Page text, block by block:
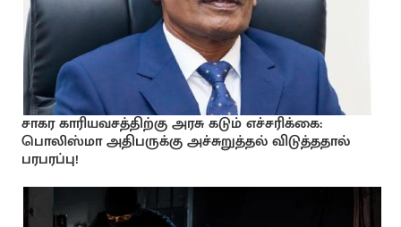
சாகர காரியவசத்திற்கு அரசு கடும் எச்சரிக்கை:
பொலிஸ்மா அதிபருக்கு அச்சுறுத்தல் விடுத்ததால்
பரபரப்பு!